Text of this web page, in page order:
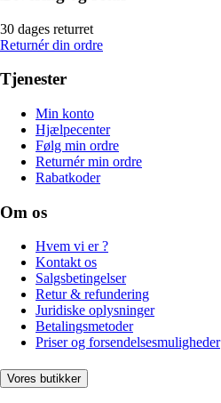
30 dages returret
Returnér din ordre
Tjenester
Min konto
Hjælpecenter
Følg min ordre
Returnér min ordre
Rabatkoder
Om os
Hvem vi er ?
Kontakt os
Salgsbetingelser
Retur & refundering
Juridiske oplysninger
Betalingsmetoder
Priser og forsendelsesmuligheder
Vores butikker